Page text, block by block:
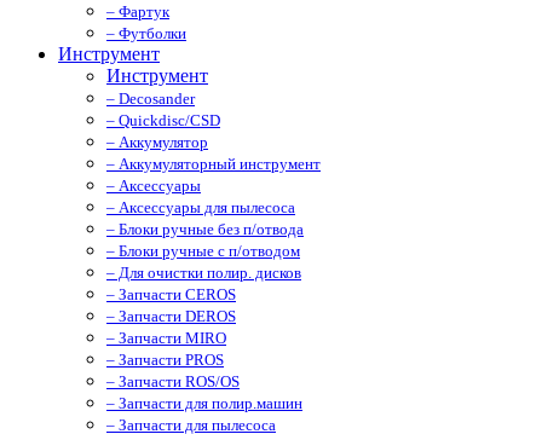
– Фартук
– Футболки
Инструмент
Инструмент
– Decosander
– Quickdisc/CSD
– Аккумулятор
– Аккумуляторный инструмент
– Аксессуары
– Аксессуары для пылесоса
– Блоки ручные без п/отвода
– Блоки ручные с п/отводом
– Для очистки полир. дисков
– Запчасти CEROS
– Запчасти DEROS
– Запчасти MIRO
– Запчасти PROS
– Запчасти ROS/OS
– Запчасти для полир.машин
– Запчасти для пылесоса